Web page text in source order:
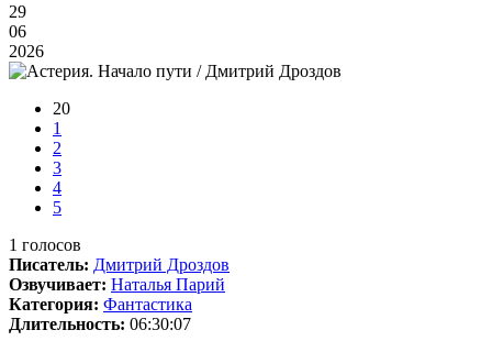
29
06
2026
20
1
2
3
4
5
1 голосов
Писатель: Дмитрий Дроздов
Озвучивает: Наталья Парий
Категория: Фантастика
Длительность: 06:30:07